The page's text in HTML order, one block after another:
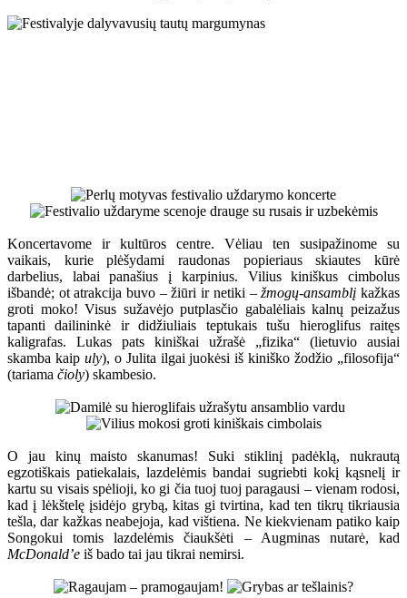
Koncertavome ir kultūros centre. Vėliau ten susipažinome su
vaikais, kurie plėšydami raudonas popieriaus skiautes kūrė
darbelius, labai panašius į karpinius. Vilius kiniškus cimbolus
išbandė; ot atrakcija buvo – žiūri ir netiki –žmogų-ansamblįkažkas
groti moko! Visus sužavėjo putplasčio gabalėliais kalnų peizažus
tapanti dailininkė ir didžiuliais teptukais tušu hieroglifus raitęs
kaligrafas. Lukas pats kiniškai užrašė „fizika“ (lietuvio ausiai
skamba kaip uly), o Julita ilgai juokėsi iš kiniško žodžio „filosofija“
(tariama čioly) skambesio.
O jau kinų maisto skanumas! Suki stiklinį padėklą, nukrautą
egzotiškais patiekalais, lazdelėmis bandai sugriebti kokį kąsnelį ir
kartu su visais spėlioji, ko gi čia tuoj tuoj paragausi – vienam rodosi,
kad į lėkštelę įsidėjo grybą, kitas gi tvirtina, kad ten tikrų tikriausia
tešla, dar kažkas neabejoja, kad vištiena. Ne kiekvienam patiko kaip
Songokui tomis lazdelėmis čiaukšėti – Augminas nutarė, kad
McDonald’e iš bado tai jau tikrai nemirsi.